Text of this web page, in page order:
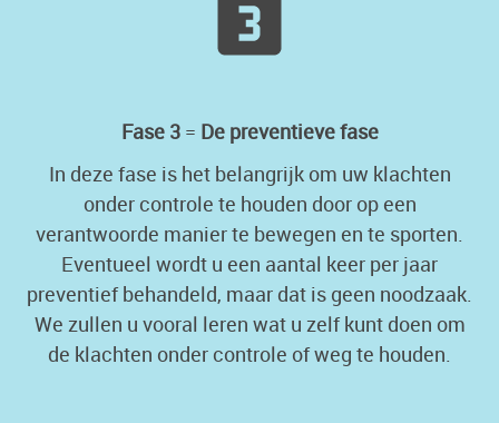
Fase 3= De preventieve fase
In deze fase is het belangrijk om uw klachten
onder controle te houden door op een
verantwoorde manier te bewegen en te sporten.
Eventueel wordt u een aantal keer per jaar
preventief behandeld, maar dat is geen noodzaak.
We zullen u vooral leren wat u zelf kunt doen om
de klachten onder controle of weg te houden.